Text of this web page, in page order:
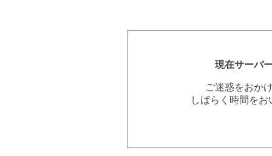
現在サーバ
ご迷惑をおか
しばらく時間を